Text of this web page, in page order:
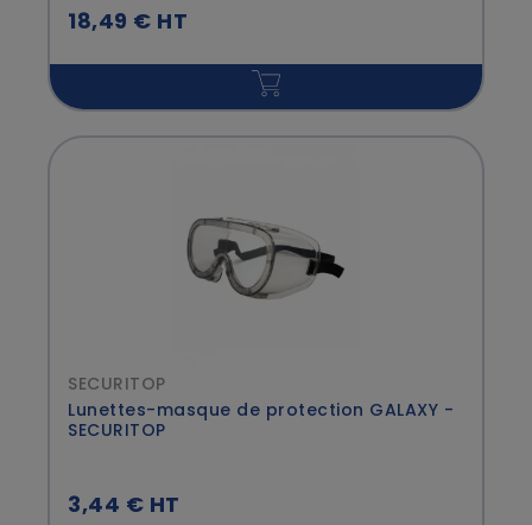
18,49 € HT
SECURITOP
Lunettes-masque de protection GALAXY -
SECURITOP
3,44 € HT